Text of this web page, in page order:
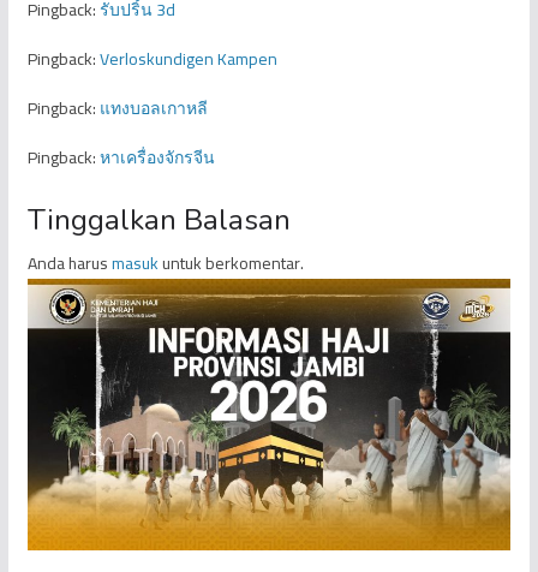
Pingback:รับปริ้น 3d
Pingback:Verloskundigen Kampen
Pingback:แทงบอลเกาหลี
Pingback:หาเครื่องจักรจีน
Tinggalkan Balasan
Anda harusmasukuntuk berkomentar.